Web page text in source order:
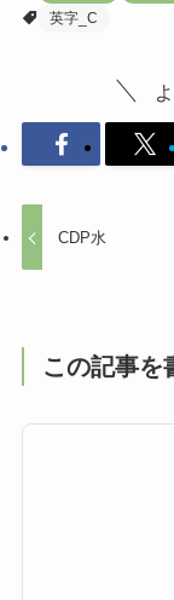
英字_C
CDP水
この記事を